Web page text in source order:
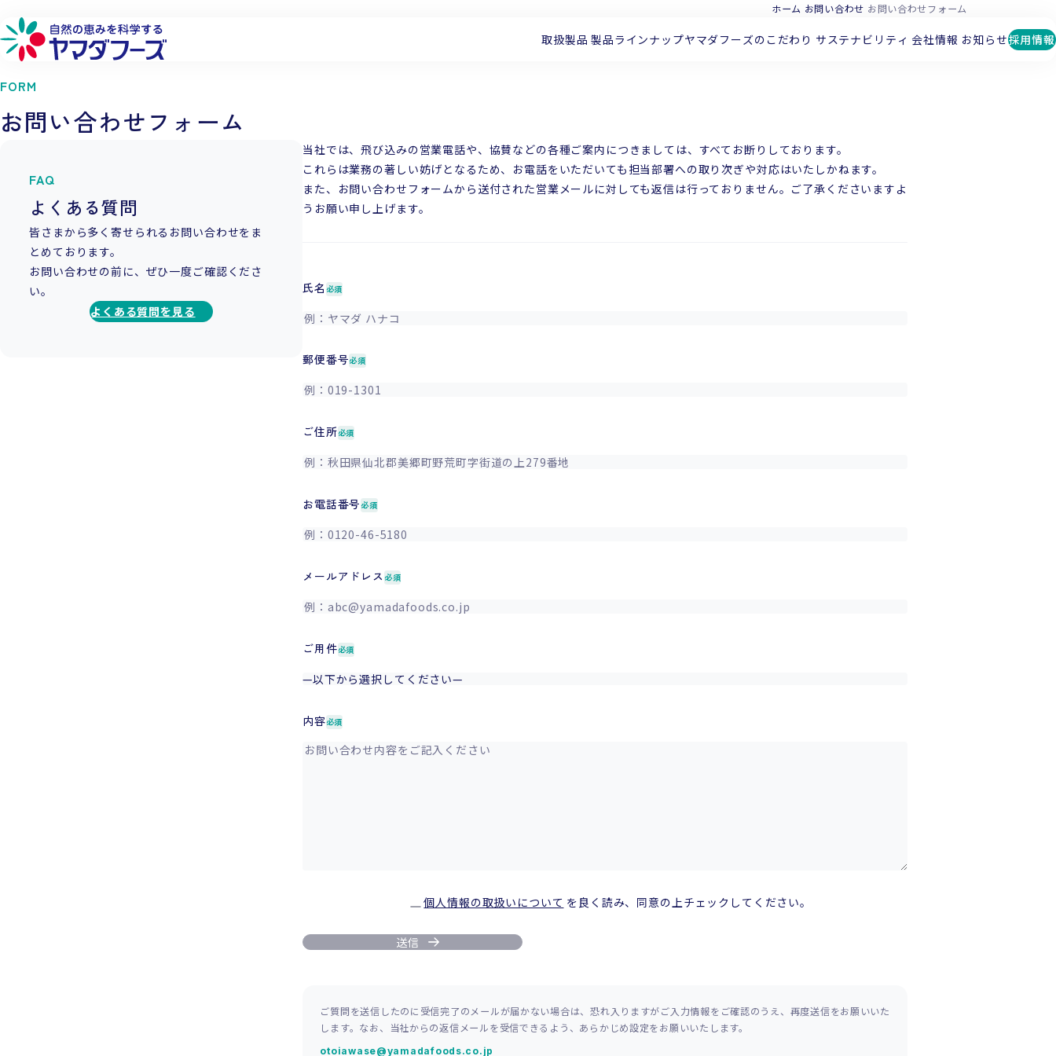
取扱製品
詳しく見る
フリーズドライ製品
チルド製品
製品ラインナップヤマダフーズのこだわり
詳しく見る
生産供給へのこだわり
原料へのこだわり
研究開発へのこだわり
サステナビリティ
詳しく見る
社会貢献への取り組み
働きやすい環境づくり
会社情報
詳しく見る
工場・営業所
企業理念
代表メッセージ
お知らせ採用情報
ホーム お問い合わせ お問い合わせフォーム
FORM
お問い合わせフォーム
FAQ
よくある質問
皆さまから多く寄せられるお問い合わせをま
とめております。
お問い合わせの前に、ぜひ一度ご確認くださ
い。
よくある質問を見る
当社では、飛び込みの営業電話や、協賛などの各種ご案内につきましては、すべてお断りしております。
これらは業務の著しい妨げとなるため、お電話をいただいても担当部署への取り次ぎや対応はいたしかねます。
また、お問い合わせフォームから送付された営業メールに対しても返信は行っておりません。ご了承くださいますよ
うお願い申し上げます。
氏名 必須
郵便番号必須
ご住所必須
お電話番号必須
メールアドレス 必須
ご用件必須
内容必須
個人情報の取扱いについて を良く読み、同意の上チェックしてください。
ご質問を送信したのに受信完了のメールが届かない場合は、恐れ入りますがご入力情報をご確認のうえ、再度送信をお願いいた
します。なお、当社からの返信メールを受信できるよう、あらかじめ設定をお願いいたします。
otoiawase@yamadafoods.co.jp